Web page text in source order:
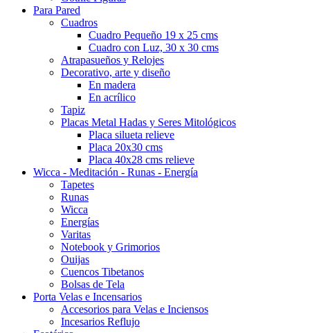
Para Pared
Cuadros
Cuadro Pequeño 19 x 25 cms
Cuadro con Luz, 30 x 30 cms
Atrapasueños y Relojes
Decorativo, arte y diseño
En madera
En acrílico
Tapiz
Placas Metal Hadas y Seres Mitológicos
Placa silueta relieve
Placa 20x30 cms
Placa 40x28 cms relieve
Wicca - Meditación - Runas - Energía
Tapetes
Runas
Wicca
Energías
Varitas
Notebook y Grimorios
Ouijas
Cuencos Tibetanos
Bolsas de Tela
Porta Velas e Incensarios
Accesorios para Velas e Inciensos
Incesarios Reflujo